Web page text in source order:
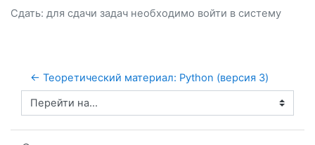
Сдать: для сдачи задач необходимо войти в систему
← Теоретический материал: Python (версия 3)
Перейти на...